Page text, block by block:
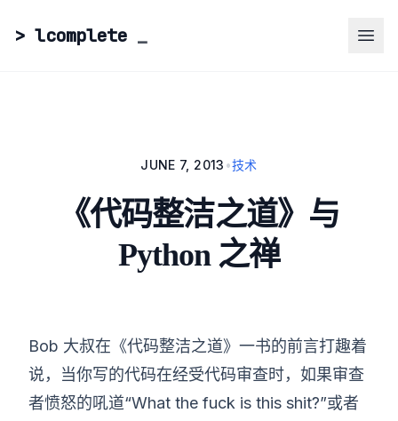
> lcomplete _
JUNE 7, 2013 •技术
《代码整洁之道》与
Python 之禅
Bob 大叔在《代码整洁之道》一书的前言打趣着
说，当你写的代码在经受代码审查时，如果审查
者愤怒的吼道“What the fuck is this shit?”或者